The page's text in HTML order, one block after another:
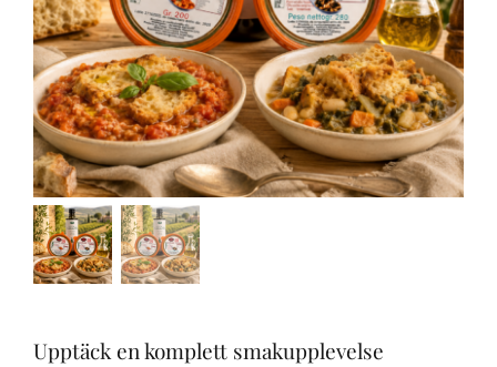
Provsmakningar
Vinprovning
Blogg
Kontakter
Upptäck en komplett smakupplevelse